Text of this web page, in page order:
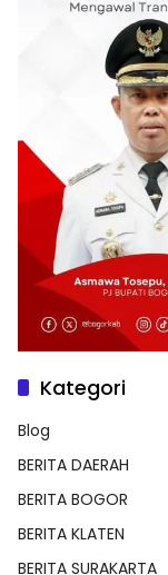
Kategori
Blog
BERITA DAERAH
BERITA BOGOR
BERITA KLATEN
BERITA SURAKARTA